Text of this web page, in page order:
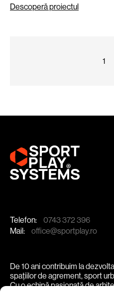
Descoperă proiectul
1
Telefon:
0743 372 396
Mail:
office@sportplay.ro
De 10 ani contribuim la
spațiilor de agrement, sport
Cu o echipă pasionată de